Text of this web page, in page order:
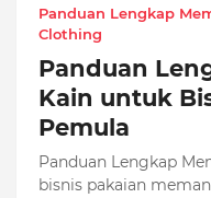
Panduan Lengkap
Clothing
Panduan
Kain untuk
Pemula
Panduan Lengkap
bisnis pakaian